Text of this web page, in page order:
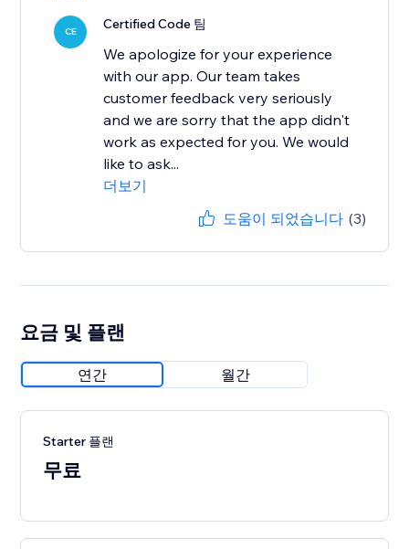
CE Certified Code 팀
We apologize for your experience
with our app. Our team takes
customer feedback very seriously
and we are sorry that the app didn't
work as expected for you. We would
like to ask...
더보기
도움이 되었습니다 (3)
요금 및 플랜
연간 월간
Starter 플랜
무료